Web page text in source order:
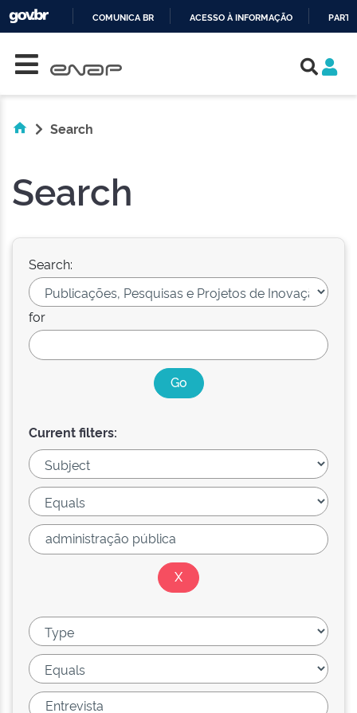
COMUNICA BR ACESSO À INFORMAÇÃO
Search
Search
Search:
for
Current filters: